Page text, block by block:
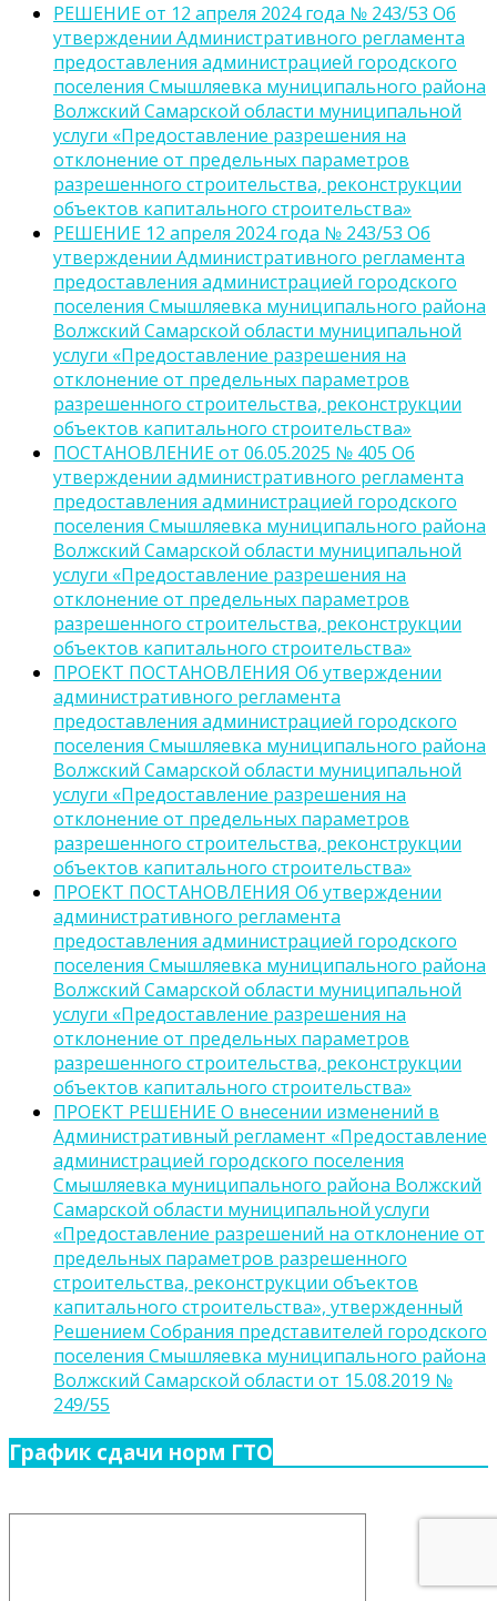
РЕШЕНИЕ от 12 апреля 2024 года № 243/53 Об
утверждении Административного регламента
предоставления администрацией городского
поселения Смышляевка муниципального района
Волжский Самарской области муниципальной
услуги «Предоставление разрешения на
отклонение от предельных параметров
разрешенного строительства, реконструкции
объектов капитального строительства»
РЕШЕНИЕ 12 апреля 2024 года № 243/53 Об
утверждении Административного регламента
предоставления администрацией городского
поселения Смышляевка муниципального района
Волжский Самарской области муниципальной
услуги «Предоставление разрешения на
отклонение от предельных параметров
разрешенного строительства, реконструкции
объектов капитального строительства»
ПОСТАНОВЛЕНИЕ от 06.05.2025 № 405 Об
утверждении административного регламента
предоставления администрацией городского
поселения Смышляевка муниципального района
Волжский Самарской области муниципальной
услуги «Предоставление разрешения на
отклонение от предельных параметров
разрешенного строительства, реконструкции
объектов капитального строительства»
ПРОЕКТ ПОСТАНОВЛЕНИЯ Об утверждении
административного регламента
предоставления администрацией городского
поселения Смышляевка муниципального района
Волжский Самарской области муниципальной
услуги «Предоставление разрешения на
отклонение от предельных параметров
разрешенного строительства, реконструкции
объектов капитального строительства»
ПРОЕКТ ПОСТАНОВЛЕНИЯ Об утверждении
административного регламента
предоставления администрацией городского
поселения Смышляевка муниципального района
Волжский Самарской области муниципальной
услуги «Предоставление разрешения на
отклонение от предельных параметров
разрешенного строительства, реконструкции
объектов капитального строительства»
ПРОЕКТ РЕШЕНИЕ О внесении изменений в
Административный регламент «Предоставление
администрацией городского поселения
Смышляевка муниципального района Волжский
Самарской области муниципальной услуги
«Предоставление разрешений на отклонение от
предельных параметров разрешенного
строительства, реконструкции объектов
капитального строительства», утвержденный
Решением Собрания представителей городского
поселения Смышляевка муниципального района
Волжский Самарской области от 15.08.2019 №
249/55
График сдачи норм ГТО